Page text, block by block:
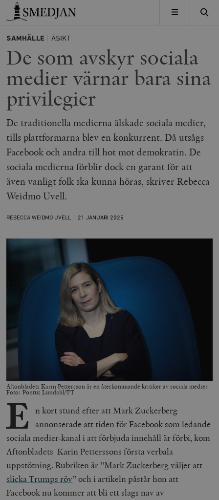
Timbro
MENY
SAMHÄLLE ÅSIKT
De som avskyr sociala
medier värnar bara sina
privilegier
De traditionella medierna älskade sociala medier,
tills plattformarna blev en konkurrent. Då utsågs
Facebook och andra till hot mot demokratin. De
sociala medierna förblir dock en garant för att
även vanligt folk ska kunna höras, skriver Rebecca
Weidmo Uvell.
REBECCA WEIDMO UVELL 21 JANUARI 2025
Aftonbladets Karin Pettersson är en återkommande kritiker av sociala medier.
Foto: Pontus Lundahl/TT
E
n kort stund efter att Mark Zuckerberg
annonserade att tiden för Facebook som ledande
sociala medier-kanal i att förbjuda innehåll är förbi, kom
Aftonbladets Karin Petterssons första verbala
uppstötning. Rubriken är ”Mark Zuckerberg väljer att
slicka Trumps röv” och i artikeln påstår hon att
Facebook nu kommer att bli ett slags nav av